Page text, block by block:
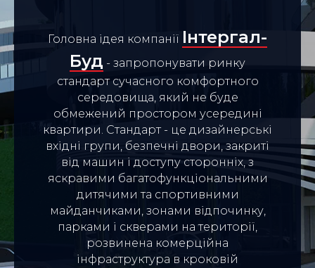
Головна ідея компанії Інтергал-
Буд - запропонувати ринку
стандарт сучасного комфортного
середовища, який не буде
обмежений простором усередині
квартири. Стандарт - це дизайнерські
вхідні групи, безпечні двори, закриті
від машин і доступу сторонніх, з
яскравими багатофункціональними
дитячими та спортивними
майданчиками, зонами відпочинку,
парками і скверами на території,
розвинена комерційна
інфраструктура в кроковій